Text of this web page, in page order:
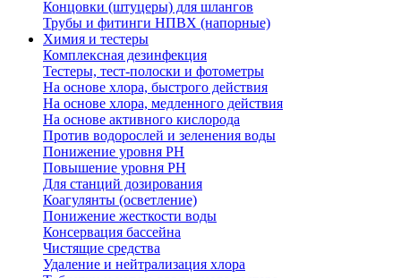
Концовки (штуцеры) для шлангов
Трубы и фитинги НПВХ (напорные)
Химия и тестеры
Комплексная дезинфекция
Тестеры, тест-полоски и фотометры
На основе хлора, быстрого действия
На основе хлора, медленного действия
На основе активного кислорода
Против водорослей и зеленения воды
Понижение уровня РН
Повышение уровня РН
Для станций дозирования
Коагулянты (осветление)
Понижение жесткости воды
Консервация бассейна
Чистящие средства
Удаление и нейтрализация хлора